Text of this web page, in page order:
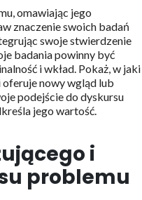
omawiając jego
znaczenie swoich badań
swoje stwierdzenie
badania powinny być
i wkład. Pokaż, w jaki
nowy wgląd lub
podejście do dyskursu
jego wartość.
i
problemu